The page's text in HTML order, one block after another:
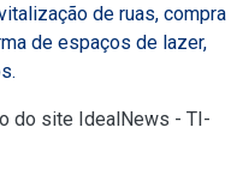
de ruas, compra
de espaços de lazer,
do site IdealNews - TI-